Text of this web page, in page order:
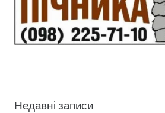
Недавні записи